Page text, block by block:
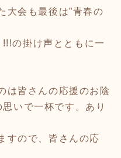
大会も最後は”青春の
の掛け声とともに一
は皆さんの応援のお陰
いで一杯です。あり
すので、皆さんの応